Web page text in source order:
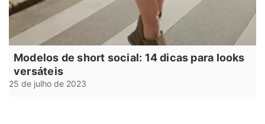
Modelos de short social: 14 dicas para looks
versáteis
25 de julho de 2023